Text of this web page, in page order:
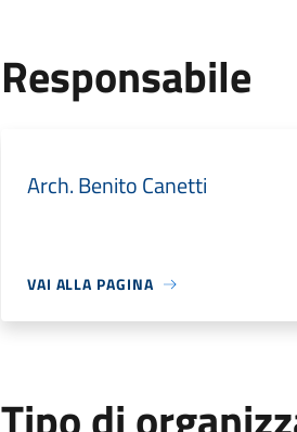
Responsabile
Arch. Benito Canetti
VAI ALLA PAGINA